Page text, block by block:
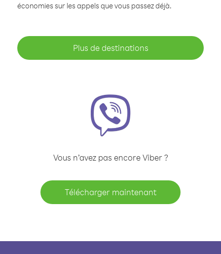
économies sur les appels que vous passez déjà.
Plus de destinations
Vous n’avez pas encore Viber ?
Télécharger maintenant